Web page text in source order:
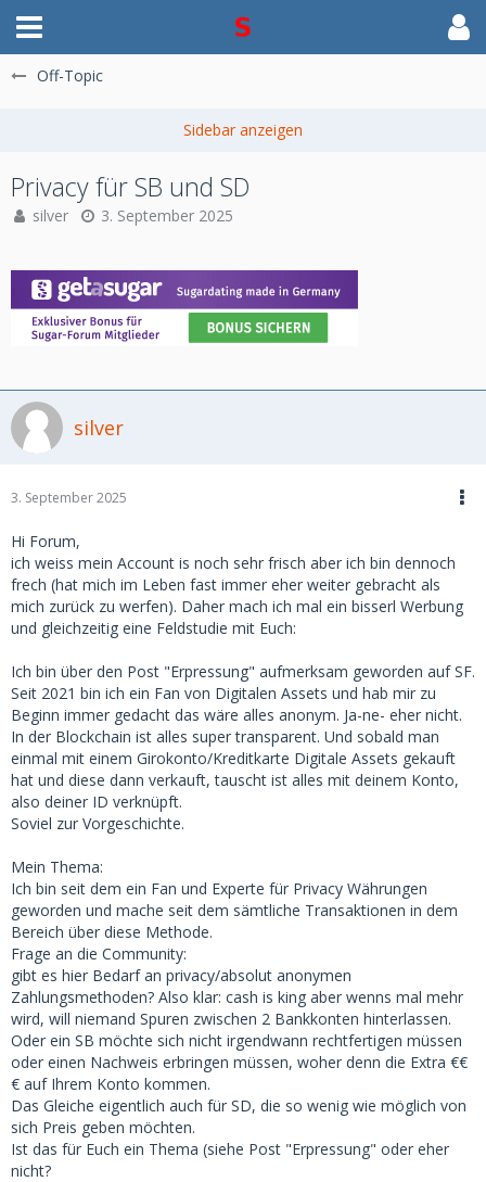
Off-Topic
Privacy für SB und SD
silver 3. September 2025
silver
3. September 2025
Hi Forum,
ich weiss mein Account is noch sehr frisch aber ich bin dennoch
frech (hat mich im Leben fast immer eher weiter gebracht als
mich zurück zu werfen). Daher mach ich mal ein bisserl Werbung
und gleichzeitig eine Feldstudie mit Euch:
Ich bin über den Post "Erpressung" aufmerksam geworden auf SF.
Seit 2021 bin ich ein Fan von Digitalen Assets und hab mir zu
Beginn immer gedacht das wäre alles anonym. Ja-ne- eher nicht.
In der Blockchain ist alles super transparent. Und sobald man
einmal mit einem Girokonto/Kreditkarte Digitale Assets gekauft
hat und diese dann verkauft, tauscht ist alles mit deinem Konto,
also deiner ID verknüpft.
Soviel zur Vorgeschichte.
Mein Thema:
Ich bin seit dem ein Fan und Experte für Privacy Währungen
geworden und mache seit dem sämtliche Transaktionen in dem
Bereich über diese Methode.
Frage an die Community:
gibt es hier Bedarf an privacy/absolut anonymen
Zahlungsmethoden? Also klar: cash is king aber wenns mal mehr
wird, will niemand Spuren zwischen 2 Bankkonten hinterlassen.
Oder ein SB möchte sich nicht irgendwann rechtfertigen müssen
oder einen Nachweis erbringen müssen, woher denn die Extra €€
€ auf Ihrem Konto kommen.
Das Gleiche eigentlich auch für SD, die so wenig wie möglich von
sich Preis geben möchten.
Ist das für Euch ein Thema (siehe Post "Erpressung" oder eher
nicht?